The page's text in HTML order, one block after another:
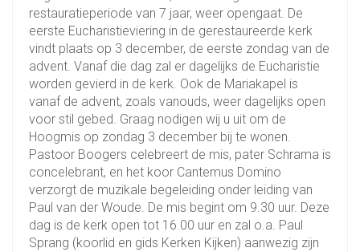
restauratieperiode van 7 jaar, weer opengaat. De
eerste Eucharistieviering in de gerestaureerde kerk
vindt plaats op 3 december, de eerste zondag van de
advent. Vanaf die dag zal er dagelijks de Eucharistie
worden gevierd in de kerk. Ook de Mariakapel is
vanaf de advent, zoals vanouds, weer dagelijks open
voor stil gebed. Graag nodigen wij u uit om de
Hoogmis op zondag 3 december bij te wonen.
Pastoor Boogers celebreert de mis, pater Schrama is
concelebrant, en het koor Cantemus Domino
verzorgt de muzikale begeleiding onder leiding van
Paul van der Woude. De mis begint om 9.30 uur. Deze
dag is de kerk open tot 16.00 uur en zal o.a. Paul
Sprang (koorlid en gids Kerken Kijken) aanwezig zijn